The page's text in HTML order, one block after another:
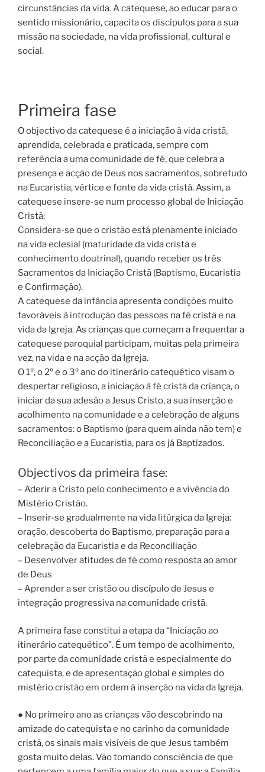
circunstâncias da vida. A catequese, ao educar para o
sentido missionário, capacita os discípulos para a sua
missão na sociedade, na vida profissional, cultural e
social.
Primeira fase
O objectivo da catequese é a iniciação à vida cristã,
aprendida, celebrada e praticada, sempre com
referência a uma comunidade de fé, que celebra a
presença e acção de Deus nos sacramentos, sobretudo
na Eucaristia, vértice e fonte da vida cristã. Assim, a
catequese insere-se num processo global de Iniciação
Cristã;
Considera-se que o cristão está plenamente iniciado
na vida eclesial (maturidade da vida cristã e
conhecimento doutrinal), quando receber os três
Sacramentos da Iniciação Cristã (Baptismo, Eucaristia
e Confirmação).
A catequese da infância apresenta condições muito
favoráveis à introdução das pessoas na fé cristã e na
vida da Igreja. As crianças que começam a frequentar a
catequese paroquial participam, muitas pela primeira
vez, na vida e na acção da Igreja.
O 1º, o 2º e o 3º ano do itinerário catequético visam o
despertar religioso, a iniciação à fé cristã da criança, o
iniciar da sua adesão a Jesus Cristo, a sua inserção e
acolhimento na comunidade e a celebração de alguns
sacramentos: o Baptismo (para quem ainda não tem) e
Reconciliação e a Eucaristia, para os já Baptizados.
Objectivos da primeira fase:
– Aderir a Cristo pelo conhecimento e a vivência do
Mistério Cristão.
– Inserir-se gradualmente na vida litúrgica da Igreja:
oração, descoberta do Baptismo, preparação para a
celebração da Eucaristia e da Reconciliação
– Desenvolver atitudes de fé como resposta ao amor
de Deus
– Aprender a ser cristão ou discípulo de Jesus e
integração progressiva na comunidade cristã.
A primeira fase constitui a etapa da “Iniciação ao
itinerário catequético”. É um tempo de acolhimento,
por parte da comunidade cristã e especialmente do
catequista, e de apresentação global e simples do
mistério cristão em ordem à inserção na vida da Igreja.
● No primeiro ano as crianças vão descobrindo na
amizade do catequista e no carinho da comunidade
cristã, os sinais mais visíveis de que Jesus também
gosta muito delas. Vão tomando consciência de que